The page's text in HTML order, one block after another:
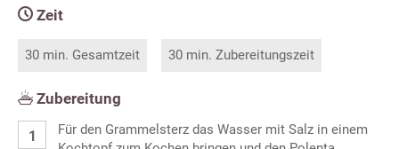
Zeit
30 min. Gesamtzeit 30 min. Zubereitungszeit
Zubereitung
Für den Grammelsterz das Wasser mit Salz in einem